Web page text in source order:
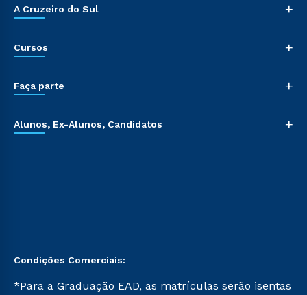
A Cruzeiro do Sul +
Cursos +
Faça parte +
Alunos, Ex-Alunos, Candidatos +
Condições Comerciais:
*Para a Graduação EAD, as matrículas serão isentas